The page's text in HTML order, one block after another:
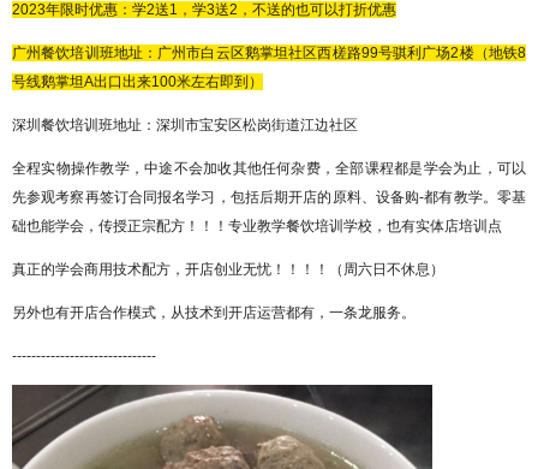
2023年限时优惠：学2送1，学3送2，不送的也可以打折优惠
广州餐饮培训班地址：广州市白云区鹅掌坦社区西槎路99号骐利广场2楼（地铁8
号线鹅掌坦A出口出来100米左右即到）
深圳餐饮培训班地址：深圳市宝安区松岗街道江边社区
全程实物操作教学，中途不会加收其他任何杂费，全部课程都是学会为止，可以
先参观考察再签订合同报名学习，包括后期开店的原料、设备购-都有教学。零基
础也能学会，传授正宗配方！！！专业教学餐饮培训学校，也有实体店培训点
真正的学会商用技术配方，开店创业无忧！！！！（周六日不休息）
另外也有开店合作模式，从技术到开店运营都有，一条龙服务。
------------------------------